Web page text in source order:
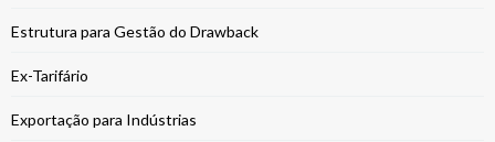
Estrutura para Gestão do Drawback
Ex-Tarifário
Exportação para Indústrias